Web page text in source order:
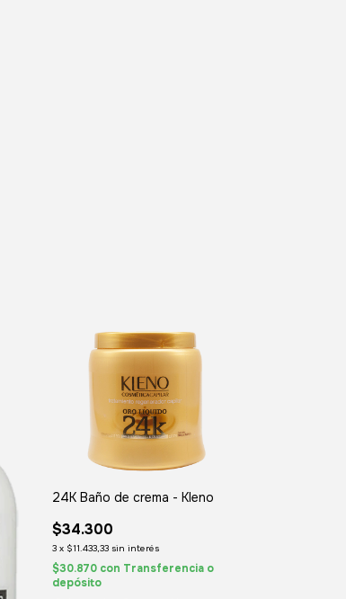
24K Baño de crema - Kleno
$34.300
3 x $11.433,33 sin interés
$30.870 con Transferencia o
depósito